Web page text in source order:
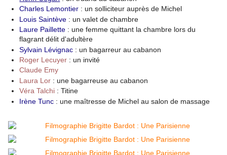
Charles Lemontier : un solliciteur auprès de Michel
Louis Saintève : un valet de chambre
Laure Paillette : une femme quittant la chambre lors du
flagrant délit d'adultère
Sylvain Lévignac : un bagarreur au cabanon
Roger Lecuyer : un invité
Claude Emy
Laura Lor : une bagarreuse au cabanon
Véra Talchi : Titine
Irène Tunc : une maîtresse de Michel au salon de massage